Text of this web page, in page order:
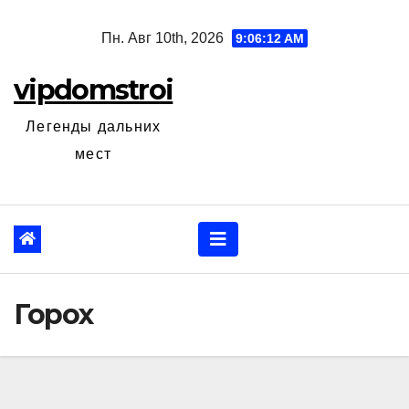
Пн. Авг 10th, 2026 9:06:13 AM
vipdomstroi
Легенды дальних
мест
Горох